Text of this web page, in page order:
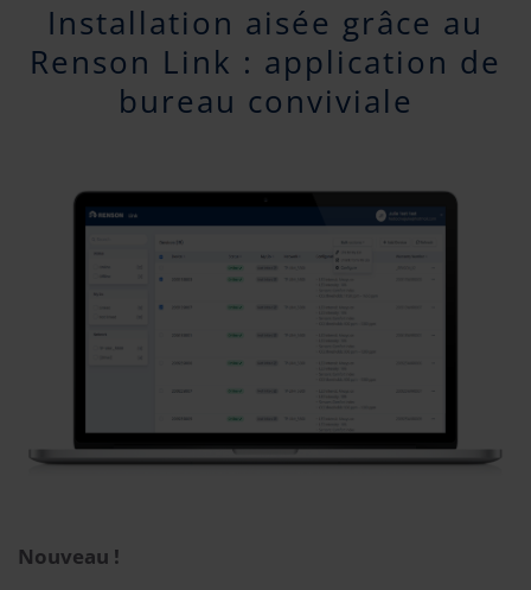
Installation aisée grâce au
Renson Link : application de
bureau conviviale
Nouveau !